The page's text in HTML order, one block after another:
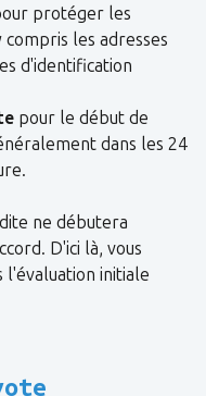
protéger les
les adresses
d'identification
pour le début de
dans les 24
ne débutera
D'ici là, vous
l'évaluation initiale